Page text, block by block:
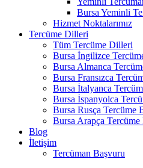
Bursa Yeminli
Hizmet Noktalarımız
Tercüme Dilleri
Tüm Tercüme Dilleri
Bursa İngilizce
Bursa Almanca
Bursa Fransızca
Bursa İtalyanca
Bursa İspanyolca
Bursa Rusça Tercüme
Bursa Arapça Tercüme
Blog
İletişim
Tercüman Başvuru